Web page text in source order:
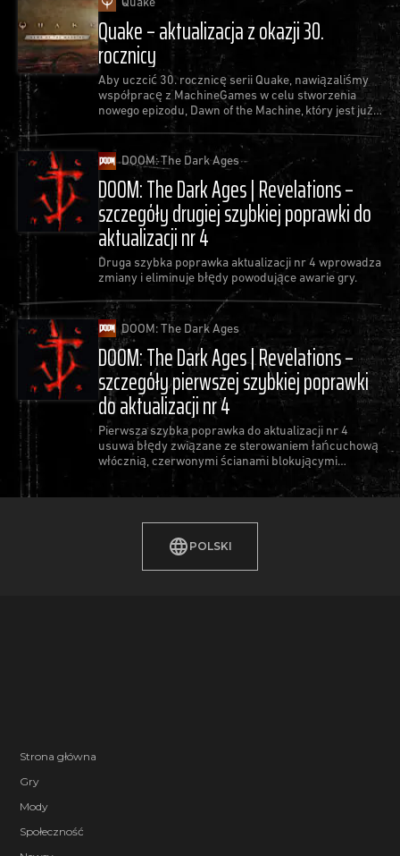
Quake – aktualizacja z okazji 30.
rocznicy
Aby uczcić 30. rocznicę serii Quake, nawiązaliśmy
współpracę z MachineGames w celu stworzenia
nowego epizodu, Dawn of the Machine, który jest już
dostępny jako bezpłatna aktualizacja do gry Quake.
DOOM: The Dark Ages
DOOM: The Dark Ages | Revelations –
szczegóły drugiej szybkiej poprawki do
aktualizacji nr 4
Druga szybka poprawka aktualizacji nr 4 wprowadza
zmiany i eliminuje błędy powodujące awarie gry.
DOOM: The Dark Ages
DOOM: The Dark Ages | Revelations –
szczegóły pierwszej szybkiej poprawki
do aktualizacji nr 4
Pierwsza szybka poprawka do aktualizacji nr 4
usuwa błędy związane ze sterowaniem łańcuchową
włócznią, czerwonymi ścianami blokującymi
postępy oraz najczęstszymi awariami gry.
POLSKI
Strona główna
Gry
Mody
Społeczność